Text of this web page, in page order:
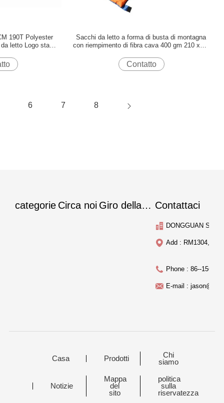
190T Polyester
letto Logo stampa
Sacchi da letto a forma di busta di montagna
con riempimento di fibra cava 400 gm 210 x 75
Contatto
6 7 8
categorie Circa noi Giro della fabbrica Contattaci
DONGGUAN
Add : RM1304,
Phone : 86--
E-mail :
Casa Prodotti
Chi
siamo
Notizie
Mappa
del
sito
politica
sulla
riservatezza